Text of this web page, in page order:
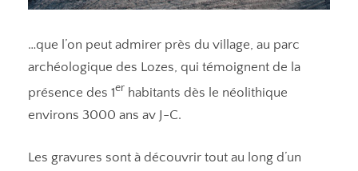
…que l’on peut admirer près du village, au parc
archéologique des Lozes, qui témoignent de la
présence des 1er habitants dès le néolithique
environs 3000 ans av J-C.
Les gravures sont à découvrir tout au long d’un